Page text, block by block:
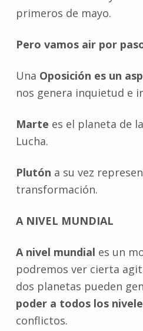
primeros de mayo.
Pero vamos air por
Una Oposición es un
nos genera inquietud e
Marte es el planeta de
Lucha.
Plutón a su vez
transformación.
A NIVEL MUNDIAL
A nivel mundial es un
podremos ver cierta
dos planetas pueden
poder a todos los
conflictos.